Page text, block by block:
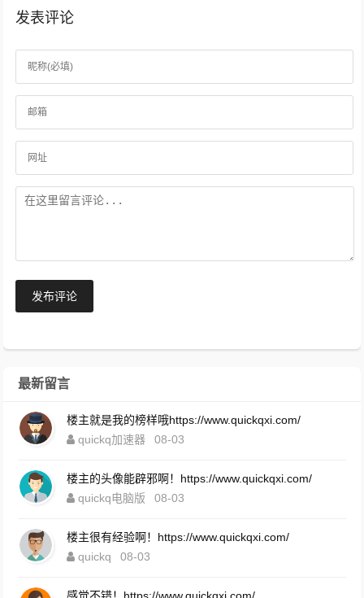
发表评论
发布评论
最新留言
楼主就是我的榜样哦https://www.quickqxi.com/
quickq加速器
08-03
楼主的头像能辟邪啊！https://www.quickqxi.com/
quickq电脑版
08-03
楼主很有经验啊！https://www.quickqxi.com/
quickq
08-03
感觉不错！https://www.quickqxi.com/